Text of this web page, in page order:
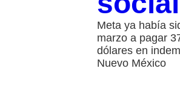
Meta ya había
marzo a pagar
dólares en
Nuevo México